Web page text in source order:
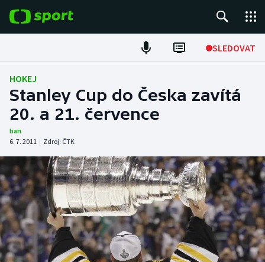
SLEDOVAT
Fotbal
Hokej
Atletika
Cyklistika
DALŠÍ SPORTY
Americký fotbal
NEPŘEHLÉDNĚTE
HOKEJ
Stanley Cup do Česka zavítá
20. a 21. července
ban
6. 7. 2011 | Zdroj: ČTK